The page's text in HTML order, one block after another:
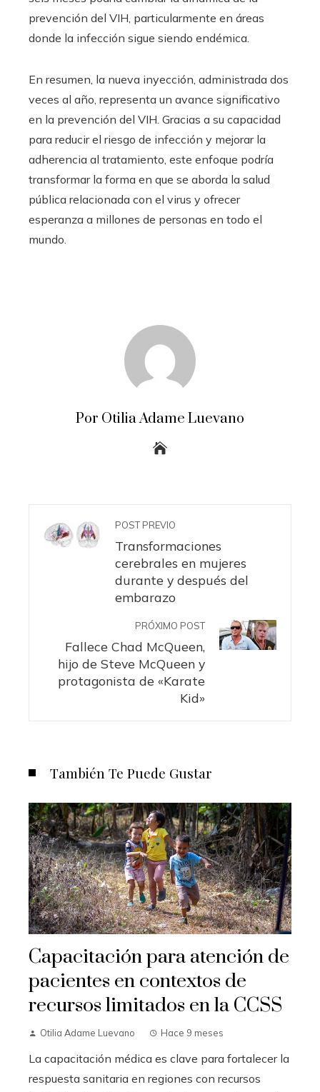
prevención del VIH, particularmente en áreas
donde la infección sigue siendo endémica.
En resumen, la nueva inyección, administrada dos
veces al año, representa un avance significativo
en la prevención del VIH. Gracias a su capacidad
para reducir el riesgo de infección y mejorar la
adherencia al tratamiento, este enfoque podría
transformar la forma en que se aborda la salud
pública relacionada con el virus y ofrecer
esperanza a millones de personas en todo el
mundo.
Por Otilia Adame Luevano
POST PREVIO
Transformaciones
cerebrales en mujeres
durante y después del
embarazo
PRÓXIMO POST
Fallece Chad McQueen,
hijo de Steve McQueen y
protagonista de «Karate
Kid»
También Te Puede Gustar
Capacitación para atención de
pacientes en contextos de
recursos limitados en la CCSS
Otilia Adame Luevano Hace 9 meses
La capacitación médica es clave para fortalecer la
respuesta sanitaria en regiones con recursos